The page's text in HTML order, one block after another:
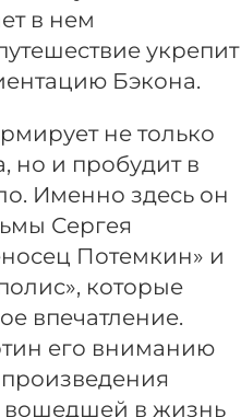
в нем
укрепит
Бэкона.
не только
но и пробудит в
Именно здесь он
Сергея
Потемкин» и
которые
впечатление.
его вниманию
вошедшей в жизнь